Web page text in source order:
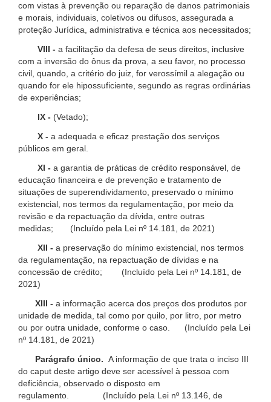
com vistas à prevenção ou reparação de danos patrimoniais
e morais, individuais, coletivos ou difusos, assegurada a
proteção Jurídica, administrativa e técnica aos necessitados;
VIII - a facilitação da defesa de seus direitos, inclusive
com a inversão do ônus da prova, a seu favor, no processo
civil, quando, a critério do juiz, for verossímil a alegação ou
quando for ele hipossuficiente, segundo as regras ordinárias
de experiências;
IX - (Vetado);
X - a adequada e eficaz prestação dos serviços
públicos em geral.
XI - a garantia de práticas de crédito responsável, de
educação financeira e de prevenção e tratamento de
situações de superendividamento, preservado o mínimo
existencial, nos termos da regulamentação, por meio da
revisão e da repactuação da dívida, entre outras
medidas; (Incluído pela Lei nº 14.181, de 2021)
XII - a preservação do mínimo existencial, nos termos
da regulamentação, na repactuação de dívidas e na
concessão de crédito; (Incluído pela Lei nº 14.181, de
2021)
XIII - a informação acerca dos preços dos produtos por
unidade de medida, tal como por quilo, por litro, por metro
ou por outra unidade, conforme o caso. (Incluído pela Lei
nº 14.181, de 2021)
Parágrafo único. A informação de que trata o inciso III
do caput deste artigo deve ser acessível à pessoa com
deficiência, observado o disposto em
regulamento. (Incluído pela Lei nº 13.146, de